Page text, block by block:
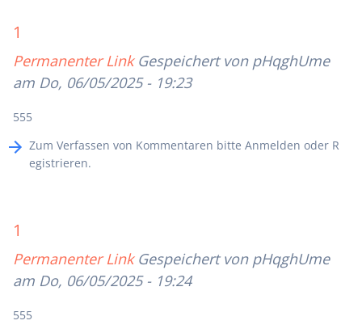
1
Permanenter Link Gespeichert von pHqghUme
am Do, 06/05/2025 - 19:23
555
Zum Verfassen von Kommentaren bitte Anmelden oder R
egistrieren.
1
Permanenter Link Gespeichert von pHqghUme
am Do, 06/05/2025 - 19:24
555